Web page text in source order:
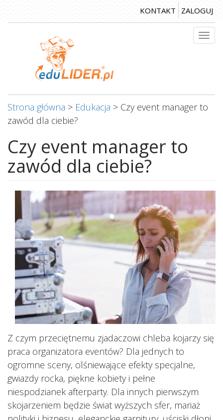
do
KONTAKT ZALOGUJ
Strona główna > Edukacja > Czy event manager to
zawód dla ciebie?
Czy event manager to
zawód dla ciebie?
Z czym przeciętnemu zjadaczowi chleba kojarzy się
praca organizatora eventów? Dla jednych to
ogromne sceny, olśniewające efekty specjalne,
gwiazdy rocka, piękne kobiety i pełne
niespodzianek afterparty. Dla innych pierwszym
skojarzeniem będzie świat wyższych sfer, mariaż